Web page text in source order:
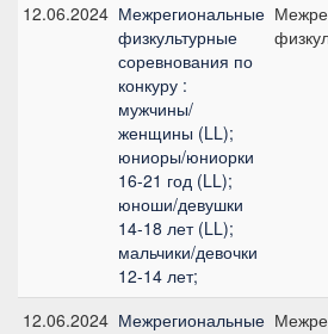
12.06.2024 Межрегиональные
физкультурные
соревнования по
конкуру :
мужчины/
женщины (LL);
юниоры/юниорки
16-21 год (LL);
юноши/девушки
14-18 лет (LL);
мальчики/девочки
12-14 лет;
12.06.2024 Межрегиональные